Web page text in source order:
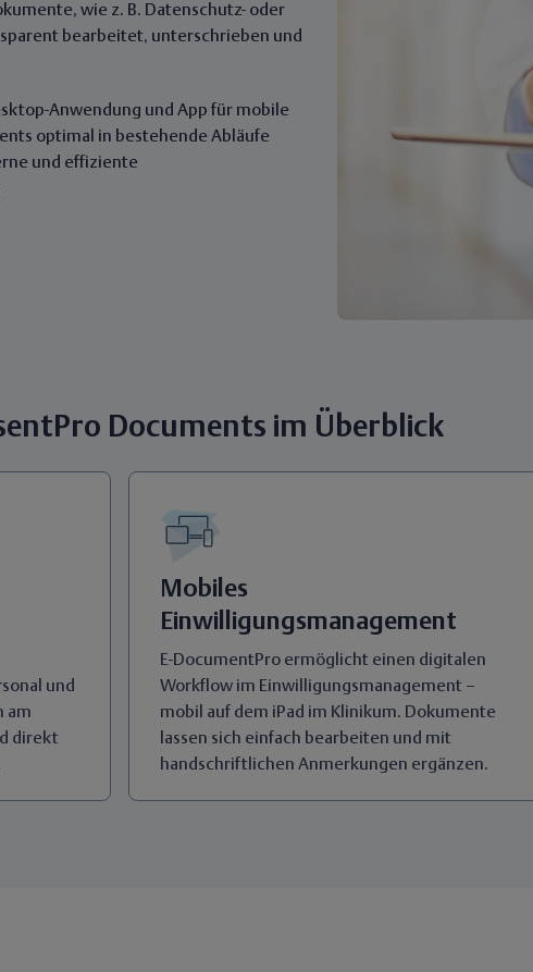
wie z. B. Datenschutz- oder
bearbeitet, unterschrieben und
Anwendung und App für mobile
optimal in bestehende Abläufe
und effiziente
Documents im Überblick
und
am
direkt
Mobiles
Einwilligungsmanagement
E-DocumentPro ermöglicht einen digitalen
Workflow im Einwilligungsmanagement –
mobil auf dem iPad im Klinikum. Dokumente
lassen sich einfach bearbeiten und mit
handschriftlichen Anmerkungen ergänzen.